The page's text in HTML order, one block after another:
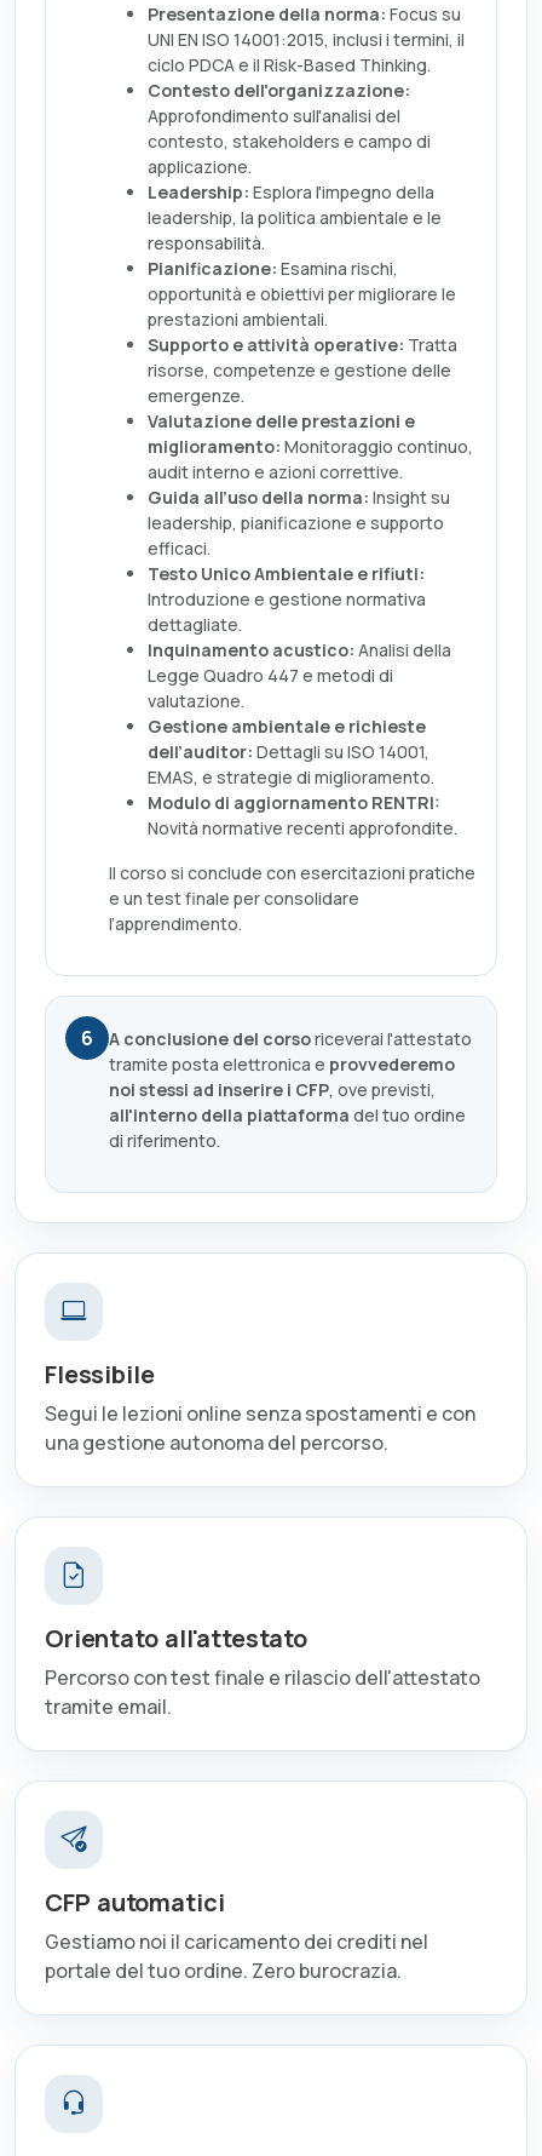
Presentazione della norma: Focus su
UNI EN ISO 14001:2015, inclusi i termini, il
ciclo PDCA e il Risk-Based Thinking.
Contesto dell'organizzazione:
Approfondimento sull'analisi del
contesto, stakeholders e campo di
applicazione.
Leadership: Esplora l'impegno della
leadership, la politica ambientale e le
responsabilità.
Pianificazione: Esamina rischi,
opportunità e obiettivi per migliorare le
prestazioni ambientali.
Supporto e attività operative: Tratta
risorse, competenze e gestione delle
emergenze.
Valutazione delle prestazioni e
miglioramento: Monitoraggio continuo,
audit interno e azioni correttive.
Guida all’uso della norma: Insight su
leadership, pianificazione e supporto
efficaci.
Testo Unico Ambientale e rifiuti:
Introduzione e gestione normativa
dettagliate.
Inquinamento acustico: Analisi della
Legge Quadro 447 e metodi di
valutazione.
Gestione ambientale e richieste
dell’auditor: Dettagli su ISO 14001,
EMAS, e strategie di miglioramento.
Modulo di aggiornamento RENTRI:
Novità normative recenti approfondite.
Il corso si conclude con esercitazioni pratiche
e un test finale per consolidare
l’apprendimento.
6 A conclusione del corsoriceverai l'attestato
tramite posta elettronica e provvederemo
noi stessi ad inserire i CFP, ove previsti,
all'interno della piattaforma del tuo ordine
di riferimento.
Flessibile
Segui le lezioni online senza spostamenti e con
una gestione autonoma del percorso.
Orientato all'attestato
Percorso con test finale e rilascio dell'attestato
tramite email.
CFP automatici
Gestiamo noi il caricamento dei crediti nel
portale del tuo ordine. Zero burocrazia.